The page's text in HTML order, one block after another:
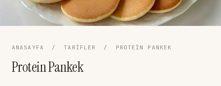
ANASAYFA / TARIFLER / PROTEIN PANKEK
Protein Pankek